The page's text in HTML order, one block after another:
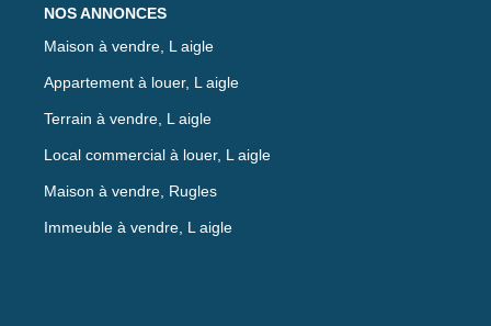
NOS ANNONCES
Maison à vendre, L aigle
Appartement à louer, L aigle
Terrain à vendre, L aigle
Local commercial à louer, L aigle
Maison à vendre, Rugles
Immeuble à vendre, L aigle